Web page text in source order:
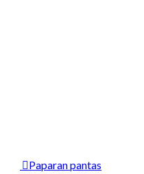
Paparan pantas